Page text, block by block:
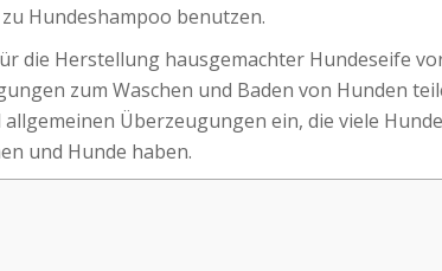
Hundeshampoo benutzen.
die Herstellung hausgemachter Hundeseife
zum Waschen und Baden von Hunden
Überzeugungen ein, die viele
und Hunde haben.